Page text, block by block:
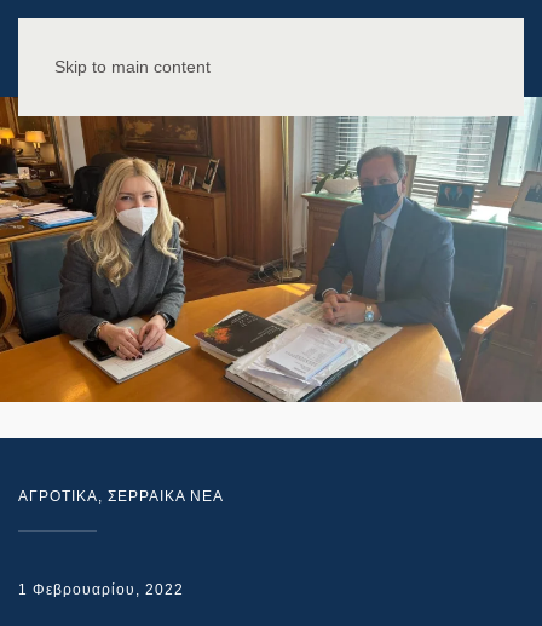
Skip to main content
ΑΓΡΟΤΙΚΑ, ΣΕΡΡΑΙΚΑ ΝΕΑ
1 Φεβρουαρίου, 2022